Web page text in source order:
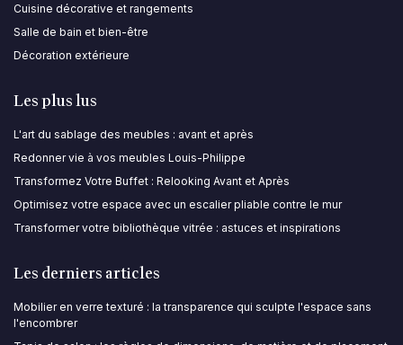
Cuisine décorative et rangements
Salle de bain et bien-être
Décoration extérieure
Les plus lus
L'art du sablage des meubles : avant et après
Redonner vie à vos meubles Louis-Philippe
Transformez Votre Buffet : Relooking Avant et Après
Optimisez votre espace avec un escalier pliable contre le mur
Transformer votre bibliothèque vitrée : astuces et inspirations
Les derniers articles
Mobilier en verre texturé : la transparence qui sculpte l'espace sans
l'encombrer